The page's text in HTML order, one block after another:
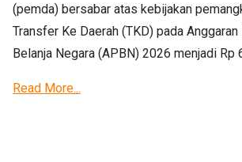
(pemda) bersabar atas kebijakan
Transfer Ke Daerah (TKD) pada
Belanja Negara (APBN) 2026 menjadi Rp
Read More...